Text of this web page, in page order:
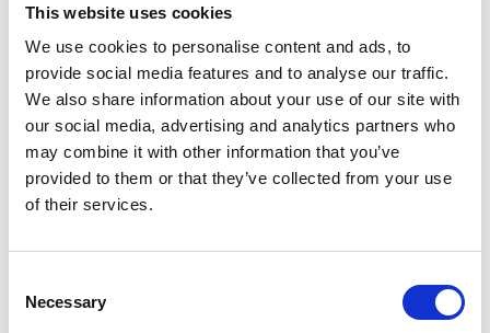
This website uses cookies
We use cookies to personalise content and ads, to
provide social media features and to analyse our traffic.
We also share information about your use of our site with
our social media, advertising and analytics partners who
may combine it with other information that you’ve
provided to them or that they’ve collected from your use
of their services.
Selection
Necessary
Zoom
Leveringstid er 5-6 dag(e)
Model/varenr.: 6R3825901200
8.557,88 DKK